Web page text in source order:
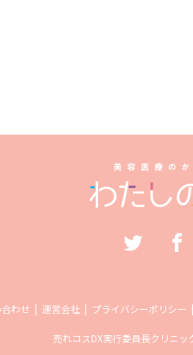
わせ 運営会社 プライバシーポリシー
売れコスDX実行委員長クリニッ